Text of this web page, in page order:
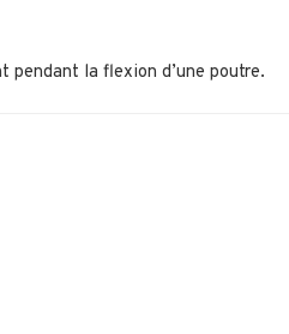
pendant la flexion d’une poutre.